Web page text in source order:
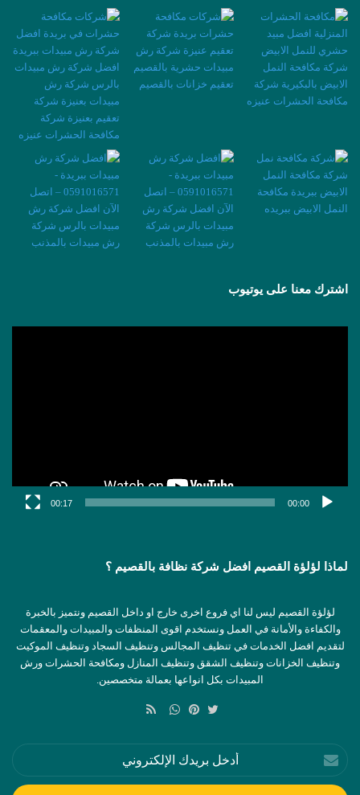
اشترك معنا على يوتيوب
00:00
00:17
لماذا لؤلؤة القصيم افضل شركة نظافة بالقصيم ؟
لؤلؤة القصيم ليس لنا اي فروع اخرى خارج او داخل القصيم ونتميز بالخبرة
والكفاءة والأمانة في العمل ونستخدم اقوى المنظفات والمبيدات والمعقمات
لتقديم افضل الخدمات في تنظيف المجالس وتنظيف السجاد وتنظيف الموكيت
وتنظيف الخزانات وتنظيف الشقق وتنظيف المنازل ومكافحة الحشرات ورش
المبيدات بكل انواعها بعمالة متخصصين.
RSS
أدخل
بريدك
الإلكتروني